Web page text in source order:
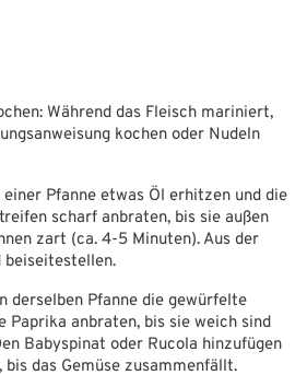
Während das Fleisch mariniert,
kochen oder Nudeln
Pfanne etwas Öl erhitzen und die
scharf anbraten, bis sie außen
zart (ca. 4-5 Minuten). Aus der
beiseitestellen.
derselben Pfanne die gewürfelte
Paprika anbraten, bis sie weich sind
Babyspinat oder Rucola hinzufügen
das Gemüse zusammenfällt.